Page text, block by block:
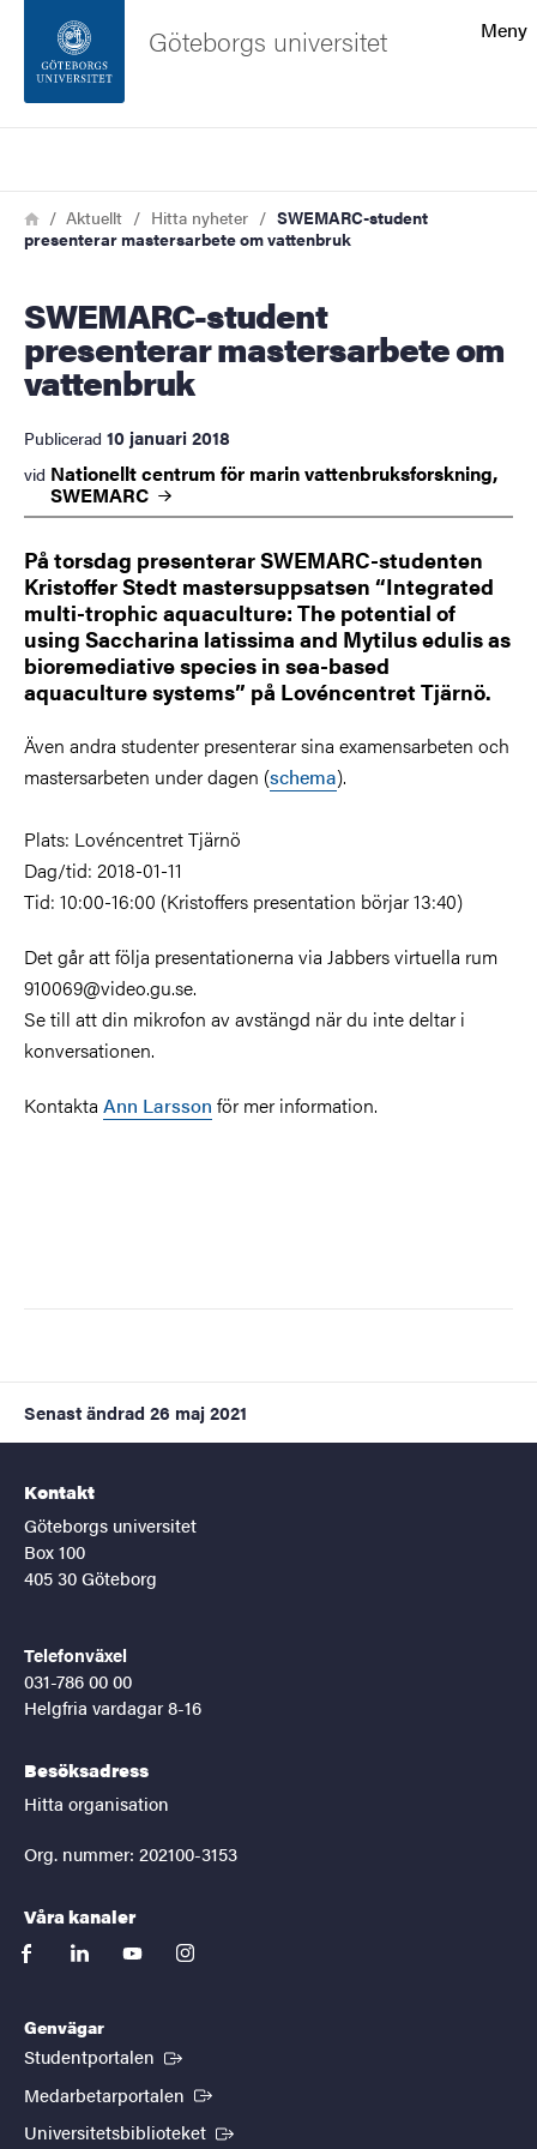
Sidfoten
Om webbplatsen
Meny
Göteborgs universitet
Länkstig
HemAktuellt Hitta nyheter
SWEMARC-student
presenterar mastersarbete om vattenbruk
SWEMARC-student
presenterar mastersarbete om
vattenbruk
Publicerad 10 januari 2018
vid Nationellt centrum för marin vattenbruksforskning,
SWEMARC
På torsdag presenterar SWEMARC-studenten
Kristoffer Stedt mastersuppsatsen “Integrated
multi-trophic aquaculture: The potential of
using Saccharina latissima and Mytilus edulis as
bioremediative species in sea-based
aquaculture systems” på Lovéncentret Tjärnö.
Även andra studenter presenterar sina examensarbeten och
mastersarbeten under dagen (schema).
Plats: Lovéncentret Tjärnö
Dag/tid: 2018-01-11
Tid: 10:00-16:00 (Kristoffers presentation börjar 13:40)
Det går att följa presentationerna via Jabbers virtuella rum
910069@video.gu.se.
Se till att din mikrofon av avstängd när du inte deltar i
konversationen.
Kontakta Ann Larsson för mer information.
Senast ändrad 26 maj 2021
Kontakt
Göteborgs universitet
Box 100
405 30 Göteborg
Telefonväxel
031-786 00 00
Helgfria vardagar 8-16
Besöksadress
Hitta organisation
Org. nummer: 202100-3153
Våra kanaler
facebooklinkedinyoutubeinstagram
Genvägar
Studentportalen (Extern länk)
Medarbetarportalen (Extern länk)
Universitetsbiblioteket (Extern länk)